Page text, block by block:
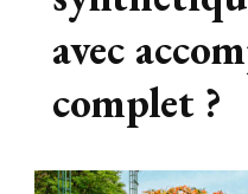
avec
complet ?